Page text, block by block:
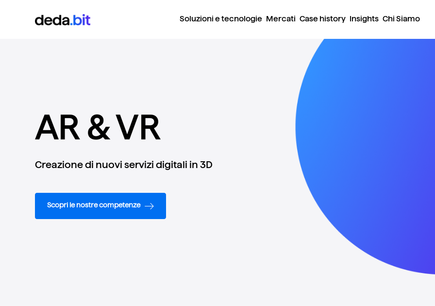
Soluzioni e tecnologie Mercati Case history Insights Chi Siamo
AR & VR
Creazione di nuovi servizi digitali in 3D
Scopri le nostre competenze